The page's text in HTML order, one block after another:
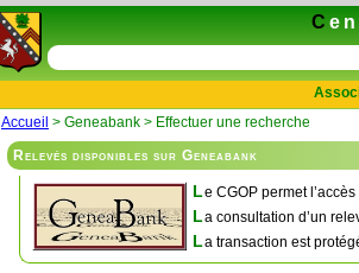
C
Accueil > Geneabank > Effectuer une recherche
Relevés disponibles sur Geneabank
Le CGOP permet
La consultation d’un
La transaction est